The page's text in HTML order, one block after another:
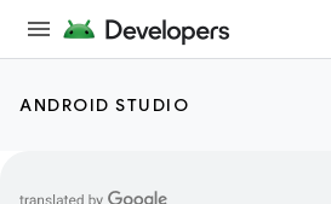
ANDROID STUDIO